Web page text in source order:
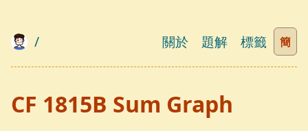
/ 關於 題解 標籤 簡
CF 1815B Sum Graph